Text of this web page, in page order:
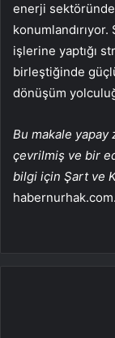
enerji
işlerine yaptığı
birleştiğinde
dönüşüm
Bu makale yapay
çevrilmiş ve bir
bilgi için Şart ve